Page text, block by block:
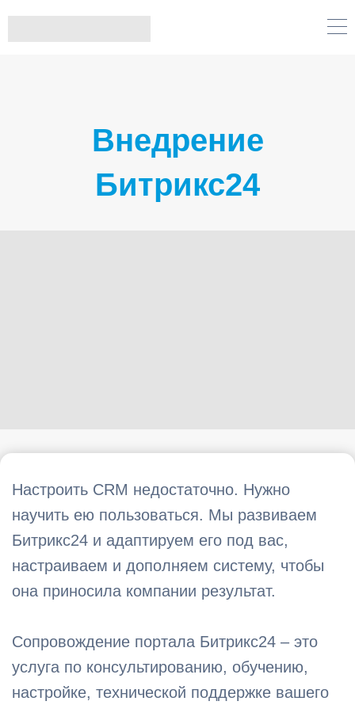
Внедрение
Битрикс24
Настроить CRM недостаточно. Нужно
научить ею пользоваться. Мы развиваем
Битрикс24 и адаптируем его под вас,
настраиваем и дополняем систему, чтобы
она приносила компании результат.
Сопровождение портала Битрикс24 – это
услуга по консультированию, обучению,
настройке, технической поддержке вашего